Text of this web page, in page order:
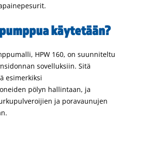
käytetään?
HPW 160, on suunniteltu
sovelluksiin. Sitä
esimerkiksi
pölyn hallintaan, ja
ja poravaunujen